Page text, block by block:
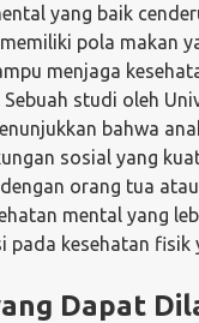
yang baik
pola makan
menjaga
Sebuah studi oleh
bahwa
sosial yang
orang tua
mental yang
pada kesehatan fisik
Dapat